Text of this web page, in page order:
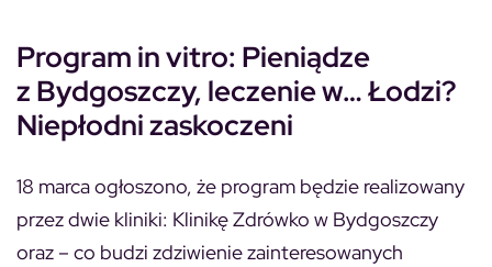
Program in vitro: Pieniądze
z Bydgoszczy, leczenie w… Łodzi?
Niepłodni zaskoczeni
18 marca ogłoszono, że program będzie realizowany
przez dwie kliniki: Klinikę Zdrówko w Bydgoszczy
oraz – co budzi zdziwienie zainteresowanych